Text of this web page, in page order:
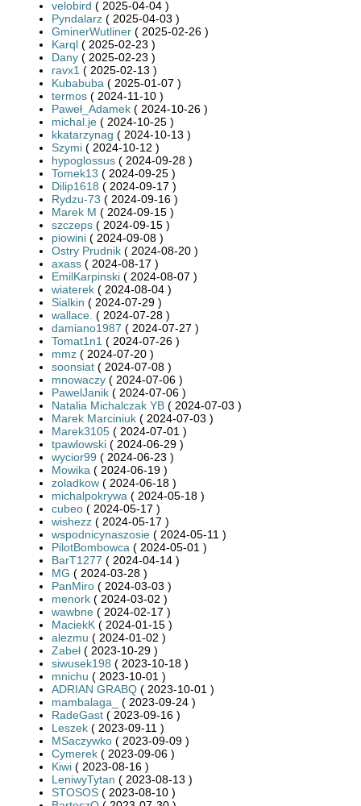
velobird ( 2025-04-04 )
Pyndalarz ( 2025-04-03 )
GminerWutliner ( 2025-02-26 )
Karql ( 2025-02-23 )
Dany ( 2025-02-23 )
ravx1 ( 2025-02-13 )
Kubabuba ( 2025-01-07 )
termos ( 2024-11-10 )
Paweł_Adamek ( 2024-10-26 )
michal.je ( 2024-10-25 )
kkatarzynag ( 2024-10-13 )
Szymi ( 2024-10-12 )
hypoglossus ( 2024-09-28 )
Tomek13 ( 2024-09-25 )
Dilip1618 ( 2024-09-17 )
Rydzu-73 ( 2024-09-16 )
Marek M ( 2024-09-15 )
szczeps ( 2024-09-15 )
piowini ( 2024-09-08 )
Ostry Prudnik ( 2024-08-20 )
axass ( 2024-08-17 )
EmilKarpinski ( 2024-08-07 )
wiaterek ( 2024-08-04 )
Sialkin ( 2024-07-29 )
wallace. ( 2024-07-28 )
damiano1987 ( 2024-07-27 )
Tomat1n1 ( 2024-07-26 )
mmz ( 2024-07-20 )
soonsiat ( 2024-07-08 )
mnowaczy ( 2024-07-06 )
PawelJanik ( 2024-07-06 )
Natalia Michalczak YB ( 2024-07-03 )
Marek Marciniuk ( 2024-07-03 )
Marek3105 ( 2024-07-01 )
tpawlowski ( 2024-06-29 )
wycior99 ( 2024-06-23 )
Mowika ( 2024-06-19 )
zoladkow ( 2024-06-18 )
michalpokrywa ( 2024-05-18 )
cubeo ( 2024-05-17 )
wishezz ( 2024-05-17 )
wspodnicynaszosie ( 2024-05-11 )
PilotBombowca ( 2024-05-01 )
BarT1277 ( 2024-04-14 )
MG ( 2024-03-28 )
PanMiro ( 2024-03-03 )
menork ( 2024-03-02 )
wawbne ( 2024-02-17 )
MaciekK ( 2024-01-15 )
alezmu ( 2024-01-02 )
Zabeł ( 2023-10-29 )
siwusek198 ( 2023-10-18 )
mnichu ( 2023-10-01 )
ADRIAN GRABQ ( 2023-10-01 )
mambalaga_
( 2023-09-24 )
RadeGast ( 2023-09-16 )
Leszek ( 2023-09-11 )
MSaczywko ( 2023-09-09 )
Cymerek ( 2023-09-06 )
Kiwi ( 2023-08-16 )
LeniwyTytan ( 2023-08-13 )
STOSOS ( 2023-08-10 )